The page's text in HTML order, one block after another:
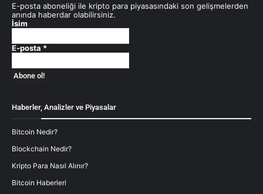
E-posta aboneliği ile kripto para piyasasındaki son gelişmelerden
anında haberdar olabilirsiniz.
İsim
E-posta *
Haberler, Analizler ve Piyasalar
Bitcoin Nedir?
Blockchain Nedir?
Kripto Para Nasıl Alınır?
Bitcoin Haberleri